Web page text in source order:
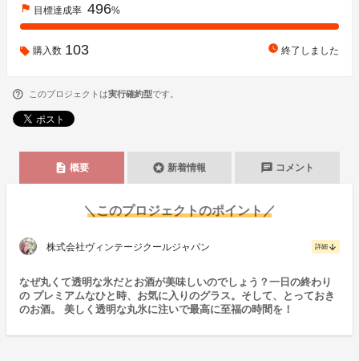
flag 目標達成率 496%
購入数 103 watch_later 終了しました
このプロジェクトは実行確約型です。
description 概要 stars 新着情報 chat コメント
＼このプロジェクトのポイント／
株式会社ヴィンテージクールジャパン 詳細 arrow_downward
なぜ丸くて透明な氷だとお酒が美味しいのでしょう？一日の終わり
の プレミアムなひと時、お気に入りのグラス。そして、とっておき
のお酒。 美しく透明な丸氷に注いで最高に至福の時間を！